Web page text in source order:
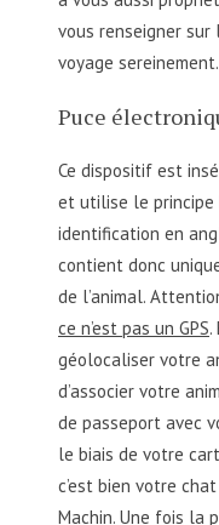
vous renseigner
voyage sereinement.
Puce
Ce dispositif est
et utilise le principe
identification en
contient donc
de l’animal.
ce n’est pas un GPS.
géolocaliser votre
d’associer votre
de passeport avec
le biais de votre
c’est bien votre
Machin. Une fois la